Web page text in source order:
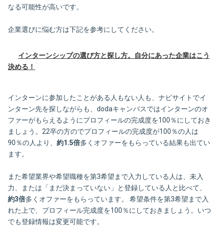
なる可能性が高いです。
企業選びに悩む方は下記を参考にしてください。
インターンシップの選び方と探し方。自分にあった企業はこう
決める！
インターンに参加したことがある人もない人も、ナビサイトでイ
ンターン先を探しながらも、dodaキャンパスではインターンのオ
ファーがもらえるようにプロフィールの完成度を100％にしておき
ましょう。22卒の方のでプロフィールの完成度が100％の人は
90％の人より、 約1.5倍多くオファーをもらっている結果も出てい
ます。
また希望業界や希望職種を第3希望まで入力している人は、未入
力、または「まだ決まっていない」と登録している人と比べて、
約3倍多くオファーをもらっています。 希望条件を第3希望まで入
れた上で、プロフィール完成度を100％にしておきましょう。いつ
でも登録情報は変更可能です。